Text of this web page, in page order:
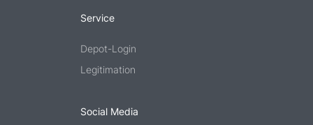
Service
Depot-Login
Legitimation
Social Media